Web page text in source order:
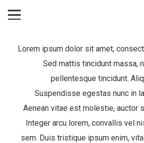
Lorem ipsum dolor sit amet,
Sed mattis tincidunt massa,
pellentesque tincidunt.
Suspendisse egestas nunc in
Aenean vitae est molestie, auctor
Integer arcu lorem, convallis vel
sem. Duis tristique ipsum enim,